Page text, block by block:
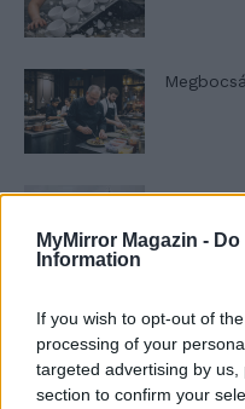
MyMirror Magazin -
Information
If you wish to opt-out of
processing of your
targeted advertising by
section to confirm your
Szent
Minka 12.